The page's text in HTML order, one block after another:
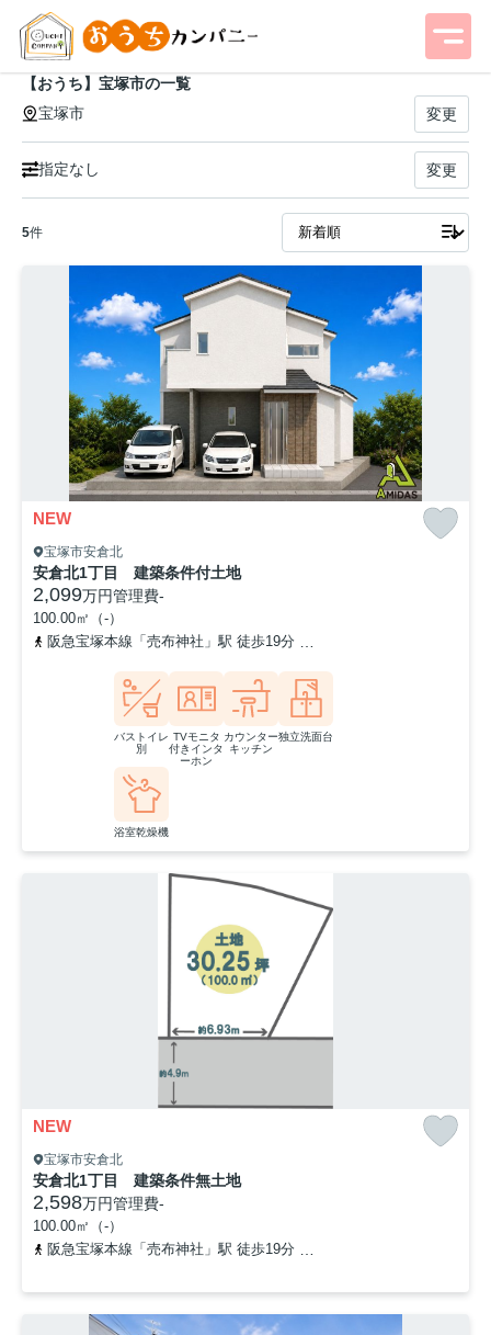
【おうち】宝塚市の一覧
宝塚市
変更
指定なし 変更
5件
NEW
宝塚市安倉北
安倉北1丁目 建築条件付土地
2,099万円管理費-
100.00㎡（-）
阪急宝塚本線「売布神社」駅 徒歩19分
バストイレ
別
TVモニタ
付きインタ
ーホン
カウンター
キッチン
独立洗面台
浴室乾燥機
NEW
宝塚市安倉北
安倉北1丁目 建築条件無土地
2,598万円管理費-
100.00㎡（-）
阪急宝塚本線「売布神社」駅 徒歩19分